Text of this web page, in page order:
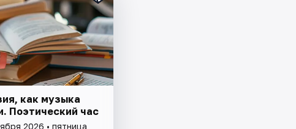
как музыка
Поэтический час
2026 • пятница